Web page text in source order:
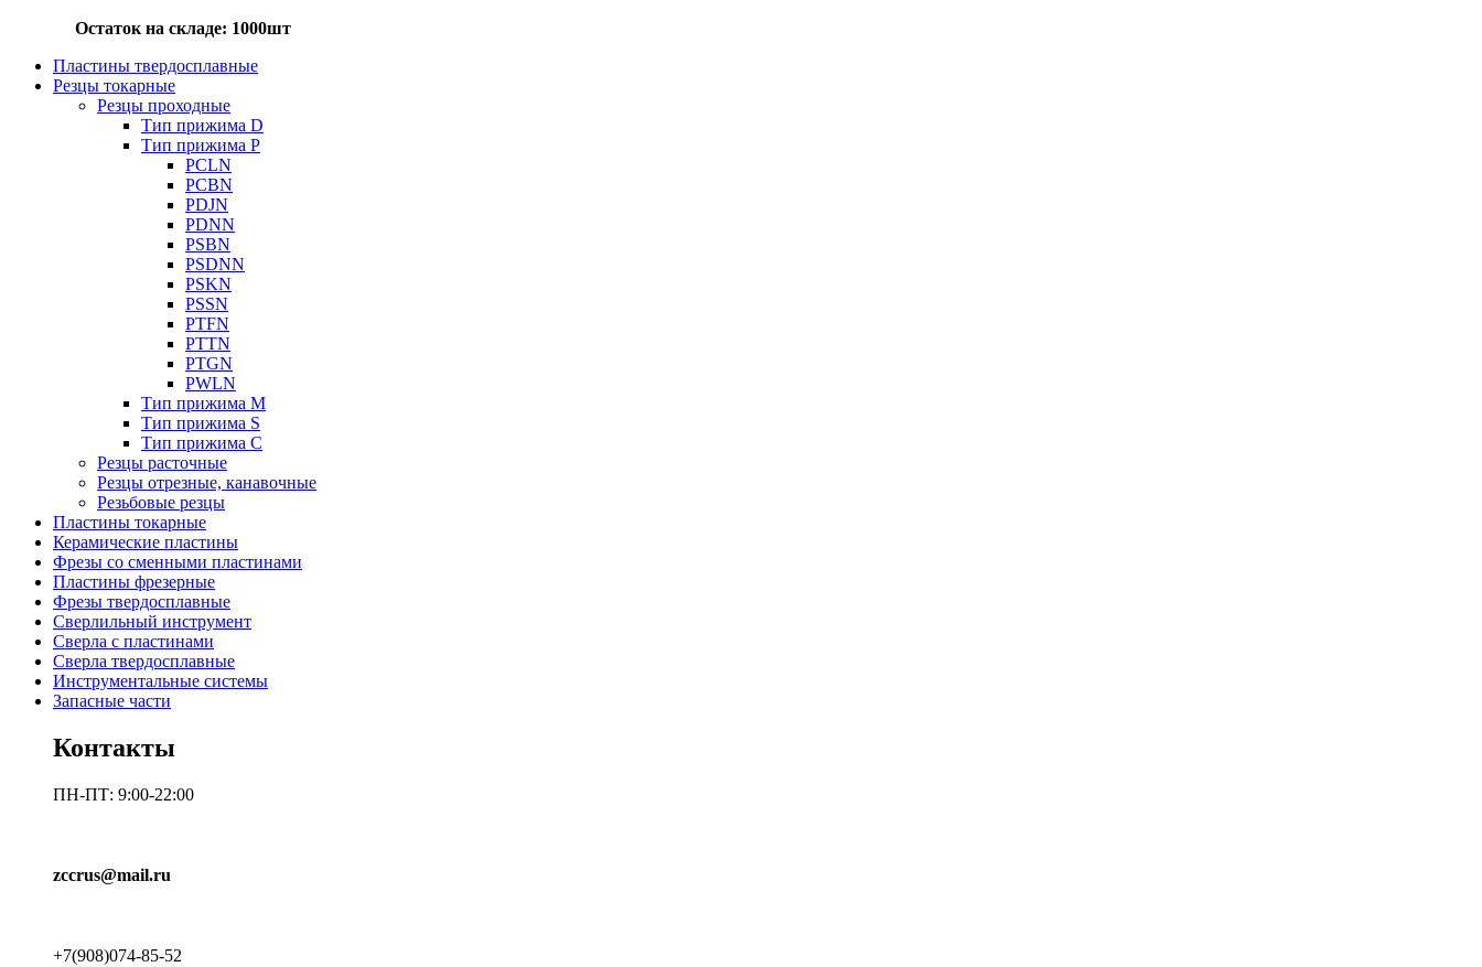
Остаток на складе: 1000шт
Пластины твердосплавные
Резцы токарные
Резцы проходные
Тип прижима D
Тип прижима P
PCLN
PCBN
PDJN
PDNN
PSBN
PSDNN
PSKN
PSSN
PTFN
PTTN
PTGN
PWLN
Тип прижима M
Тип прижима S
Тип прижима C
Резцы расточные
Резцы отрезные, канавочные
Резьбовые резцы
Пластины токарные
Керамические пластины
Фрезы со сменными пластинами
Пластины фрезерные
Фрезы твердосплавные
Сверлильный инструмент
Сверла с пластинами
Сверла твердосплавные
Инструментальные системы
Запасные части
Контакты
ПН-ПТ: 9:00-22:00
zccrus@mail.ru
+7(908)074-85-52